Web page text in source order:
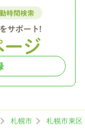
札幌市
札幌市東区